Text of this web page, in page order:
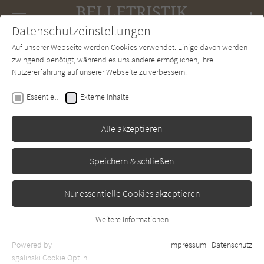
SUCHE Forum Charts Newsletter
Madita Tietgen
Standard
Alle Kategorien anzeigen
Datenschutzeinstellungen
Auf unserer Webseite werden Cookies verwendet. Einige davon werden
zwingend benötigt, während es uns andere ermöglichen, Ihre
Nutzererfahrung auf unserer Webseite zu verbessern.
Essentiell Externe Inhalte
Alle akzeptieren
Speichern & schließen
Nur essentielle Cookies akzeptieren
Essentielle Cookies werden für grundlegende Funktionen der
Webseite benötigt. Dadurch ist gewährleistet, dass die Webseite
Weitere Informationen
Powered by
sgalinski Cookie Opt In
Impressum | Datenschutz